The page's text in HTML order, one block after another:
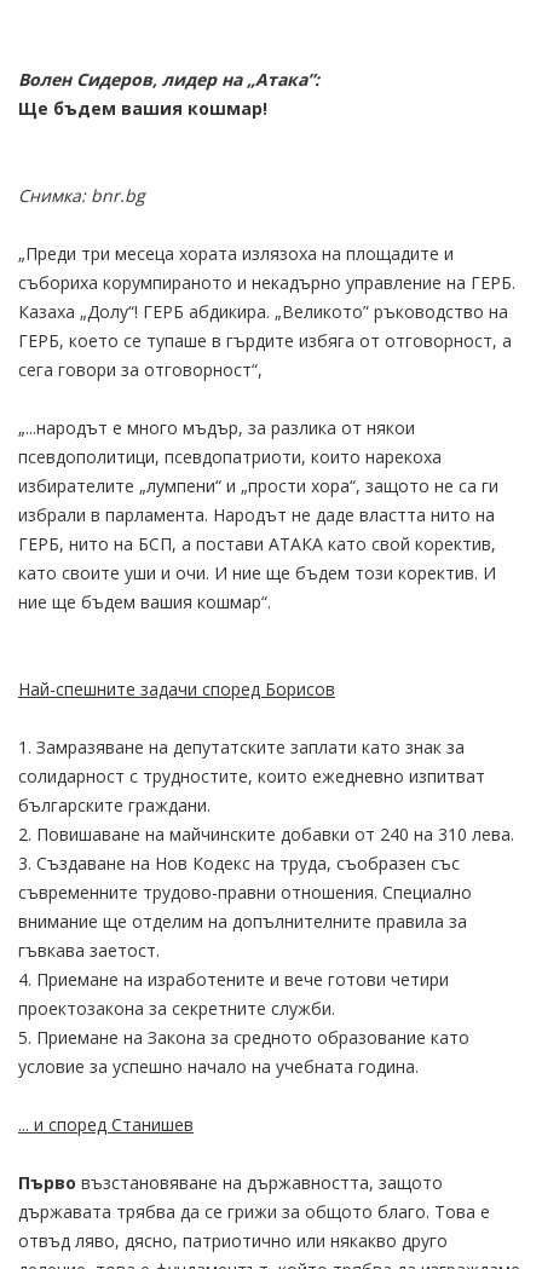
Волен Сидеров, лидер на „Атака”:
Ще бъдем вашия кошмар!
Снимка: bnr.bg
„Преди три месеца хората излязоха на площадите и
събориха корумпираното и некадърно управление на ГЕРБ.
Казаха „Долу“! ГЕРБ абдикира. „Великото” ръководство на
ГЕРБ, което се тупаше в гърдите избяга от отговорност, а
сега говори за отговорност“,
„...народът е много мъдър, за разлика от някои
псевдополитици, псевдопатриоти, които нарекоха
избирателите „лумпени“ и „прости хора“, защото не са ги
избрали в парламента. Народът не даде властта нито на
ГЕРБ, нито на БСП, а постави АТАКА като свой коректив,
като своите уши и очи. И ние ще бъдем този коректив. И
ние ще бъдем вашия кошмар“.
Най-спешните задачи според Борисов
1. Замразяване на депутатските заплати като знак за
солидарност с трудностите, които ежедневно изпитват
българските граждани.
2. Повишаване на майчинските добавки от 240 на 310 лева.
3. Създаване на Нов Кодекс на труда, съобразен със
съвременните трудово-правни отношения. Специално
внимание ще отделим на допълнителните правила за
гъвкава заетост.
4. Приемане на изработените и вече готови четири
проектозакона за секретните служби.
5. Приемане на Закона за средното образование като
условие за успешно начало на учебната година.
... и според Станишев
Първо възстановяване на държавността, защото
държавата трябва да се грижи за общото благо. Това е
отвъд ляво, дясно, патриотично или някакво друго